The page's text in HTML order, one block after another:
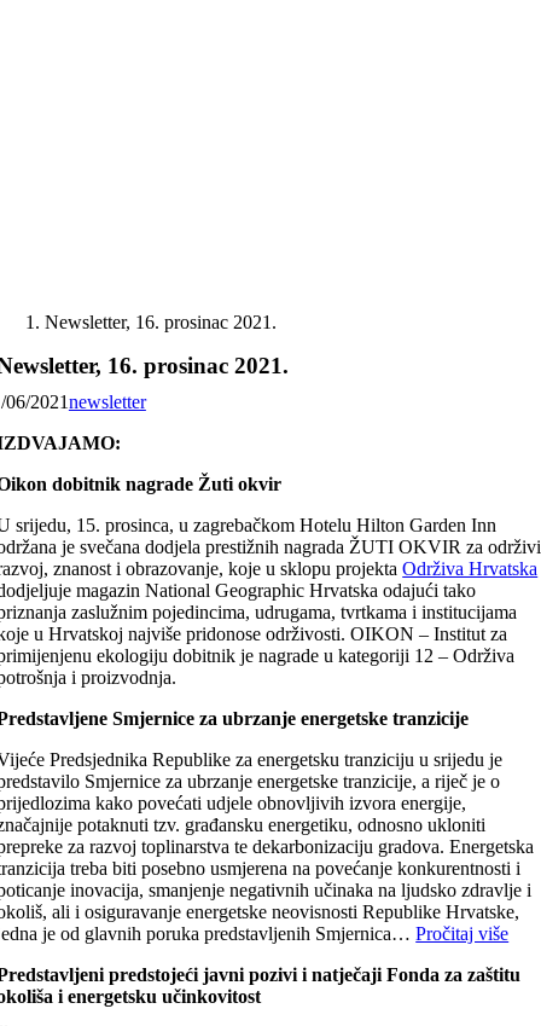
Newsletter, 16. prosinac 2021.
16. prosinac 2021.
06/2021newsletter
dobitnik nagrade Žuti okvir
srijedu, 15. prosinca, u zagrebačkom Hotelu Hilton Garden Inn
je svečana dodjela prestižnih nagrada ŽUTI OKVIR za održivi
znanost i obrazovanje, koje u sklopu projektaOdrživa Hrvatska
magazin National Geographic Hrvatska odajući tako
zaslužnim pojedincima, udrugama, tvrtkama i institucijama
u Hrvatskoj najviše pridonose održivosti. OIKON – Institut za
ekologiju dobitnik je nagrade u kategoriji 12 – Održiva
i proizvodnja.
Smjernice za ubrzanje energetske tranzicije
Predsjednika Republike za energetsku tranziciju u srijedu je
Smjernice za ubrzanje energetske tranzicije, a riječ je o
kako povećati udjele obnovljivih izvora energije,
potaknuti tzv. građansku energetiku, odnosno ukloniti
za razvoj toplinarstva te dekarbonizaciju gradova. Energetska
treba biti posebno usmjerena na povećanje konkurentnosti i
inovacija, smanjenje negativnih učinaka na ljudsko zdravlje i
ali i osiguravanje energetske neovisnosti Republike Hrvatske,
je od glavnih poruka predstavljenih Smjernica…Pročitaj više
predstojeći javni pozivi i natječaji Fonda za zaštitu
i energetsku učinkovitost